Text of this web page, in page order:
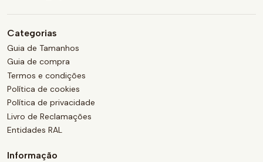
Categorias
Guia de Tamanhos
Guia de compra
Termos e condições
Política de cookies
Política de privacidade
Livro de Reclamações
Entidades RAL
Informação